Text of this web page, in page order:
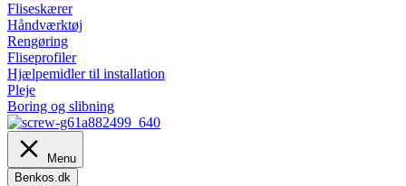
Fliseskærer
Håndværktøj
Rengøring
Fliseprofiler
Hjælpemidler til installation
Pleje
Boring og slibning
Menu
Benkos.dk